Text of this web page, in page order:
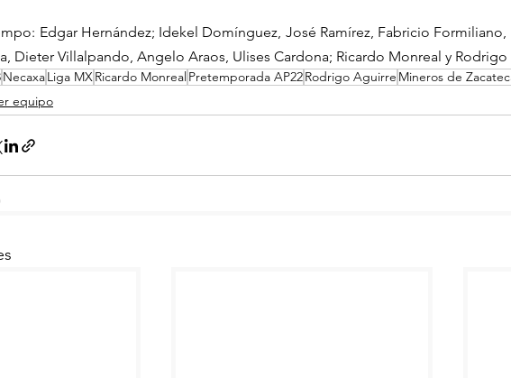
Edgar Hernández; Idekel Domínguez, José Ramírez, Fabricio Formiliano,
Dieter Villalpando, Angelo Araos, Ulises Cardona; Ricardo Monreal y
NecaxaLiga MXRicardo MonrealPretemporada AP22Rodrigo Aguirre Mineros de
equipo